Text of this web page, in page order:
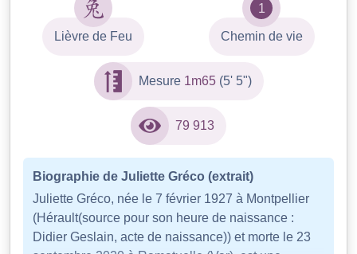
Lièvre de Feu
1
Chemin de vie
Mesure 1m65(5' 5")
79 913
Biographie de Juliette Gréco (extrait)
Juliette Gréco, née le 7 février 1927 à Montpellier
(Hérault(source pour son heure de naissance :
Didier Geslain, acte de naissance)) et morte le 23